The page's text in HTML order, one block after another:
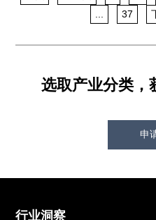
...
37
选取产业分类，
申
行业洞察